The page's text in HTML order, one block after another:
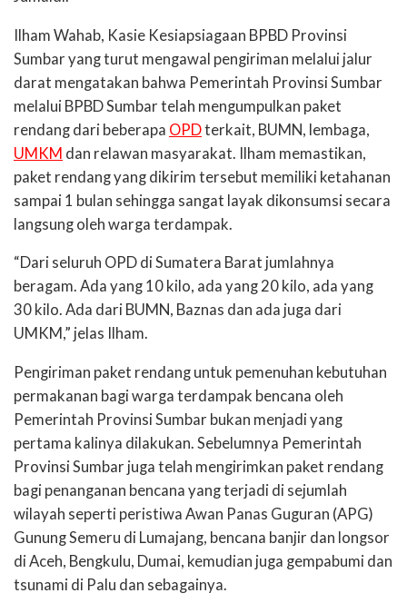
Ilham Wahab, Kasie Kesiapsiagaan BPBD Provinsi
Sumbar yang turut mengawal pengiriman melalui jalur
darat mengatakan bahwa Pemerintah Provinsi Sumbar
melalui BPBD Sumbar telah mengumpulkan paket
rendang dari beberapa OPDterkait, BUMN, lembaga,
UMKM dan relawan masyarakat. Ilham memastikan,
paket rendang yang dikirim tersebut memiliki ketahanan
sampai 1 bulan sehingga sangat layak dikonsumsi secara
langsung oleh warga terdampak.
“Dari seluruh OPD di Sumatera Barat jumlahnya
beragam. Ada yang 10 kilo, ada yang 20 kilo, ada yang
30 kilo. Ada dari BUMN, Baznas dan ada juga dari
UMKM,” jelas Ilham.
Pengiriman paket rendang untuk pemenuhan kebutuhan
permakanan bagi warga terdampak bencana oleh
Pemerintah Provinsi Sumbar bukan menjadi yang
pertama kalinya dilakukan. Sebelumnya Pemerintah
Provinsi Sumbar juga telah mengirimkan paket rendang
bagi penanganan bencana yang terjadi di sejumlah
wilayah seperti peristiwa Awan Panas Guguran (APG)
Gunung Semeru di Lumajang, bencana banjir dan longsor
di Aceh, Bengkulu, Dumai, kemudian juga gempabumi dan
tsunami di Palu dan sebagainya.